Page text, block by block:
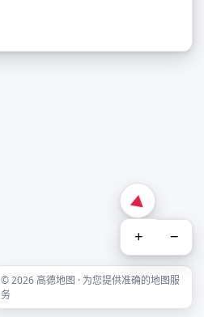
+ −
© 2026 高德地图 · 为您提供准确的地图服
务